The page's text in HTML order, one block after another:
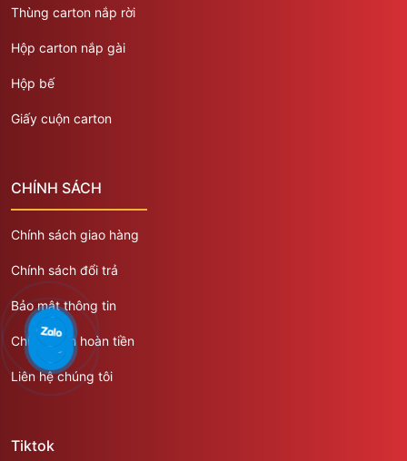
Thùng carton nắp rời
Hộp carton nắp gài
Hộp bế
Giấy cuộn carton
CHÍNH SÁCH
Chính sách giao hàng
Chính sách đổi trả
Bảo mật thông tin
Chính sách hoàn tiền
Liên hệ chúng tôi
Tiktok